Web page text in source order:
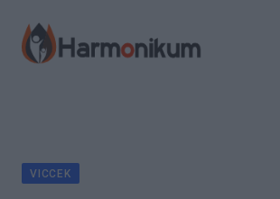
content
VICCEK